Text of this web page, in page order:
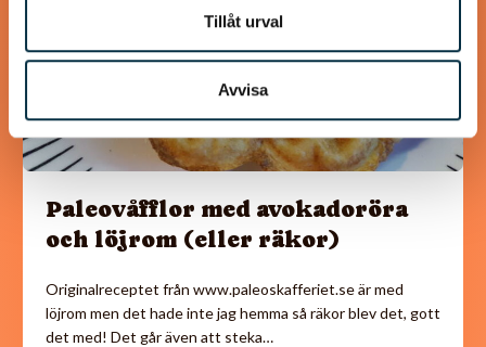
Tillåt urval
Avvisa
Paleovåfflor med avokadoröra
och löjrom (eller räkor)
Originalreceptet från www.paleoskafferiet.se är med
löjrom men det hade inte jag hemma så räkor blev det, gott
det med! Det går även att steka…